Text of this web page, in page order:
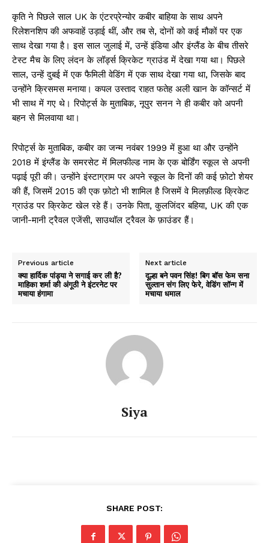
कृति ने पिछले साल UK के एंटरप्रेन्योर कबीर बाहिया के साथ अपने
रिलेशनशिप की अफवाहें उड़ाई थीं, और तब से, दोनों को कई मौकों पर एक
साथ देखा गया है। इस साल जुलाई में, उन्हें इंडिया और इंग्लैंड के बीच तीसरे
टेस्ट मैच के लिए लंदन के लॉर्ड्स क्रिकेट ग्राउंड में देखा गया था। पिछले
साल, उन्हें दुबई में एक फैमिली वेडिंग में एक साथ देखा गया था, जिसके बाद
उन्होंने क्रिसमस मनाया। कपल उस्ताद राहत फतेह अली खान के कॉन्सर्ट में
भी साथ में गए थे। रिपोर्ट्स के मुताबिक, नूपुर सनन ने ही कबीर को अपनी
बहन से मिलवाया था।
रिपोर्ट्स के मुताबिक, कबीर का जन्म नवंबर 1999 में हुआ था और उन्होंने
2018 में इंग्लैंड के समरसेट में मिलफील्ड नाम के एक बोर्डिंग स्कूल से अपनी
पढ़ाई पूरी की। उन्होंने इंस्टाग्राम पर अपने स्कूल के दिनों की कई फ़ोटो शेयर
की हैं, जिसमें 2015 की एक फ़ोटो भी शामिल है जिसमें वे मिलफ़ील्ड क्रिकेट
ग्राउंड पर क्रिकेट खेल रहे हैं। उनके पिता, कुलजिंदर बहिया, UK की एक
जानी-मानी ट्रैवल एजेंसी, साउथॉल ट्रैवल के फ़ाउंडर हैं।
Previous article
क्या हार्दिक पांड्या ने सगाई कर ली है?
माहिका शर्मा की अंगूठी ने इंटरनेट पर
मचाया हंगामा
Next article
दूल्हा बने पवन सिंह! बिग बॉस फेम सना
सुल्तान संग लिए फेरे, वेडिंग सॉन्ग में
मचाया धमाल
Siya
SHARE POST: